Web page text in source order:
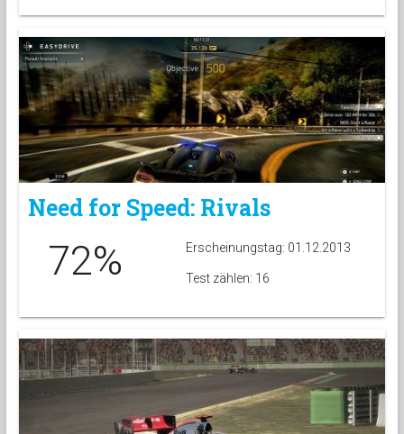
Need for Speed: Rivals
72% Erscheinungstag: 01.12.2013
Test zählen: 16